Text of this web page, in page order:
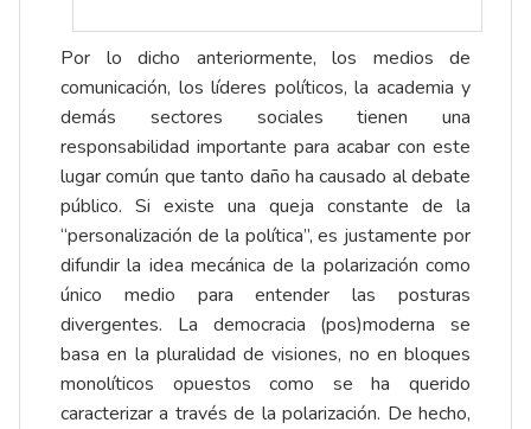
Por lo dicho anteriormente, los medios de
comunicación, los líderes políticos, la academia y
demás sectores sociales tienen una
responsabilidad importante para acabar con este
lugar común que tanto daño ha causado al debate
público. Si existe una queja constante de la
“personalización de la política”, es justamente por
difundir la idea mecánica de la polarización como
único medio para entender las posturas
divergentes. La democracia (pos)moderna se
basa en la pluralidad de visiones, no en bloques
monolíticos opuestos como se ha querido
caracterizar a través de la polarización. De hecho,